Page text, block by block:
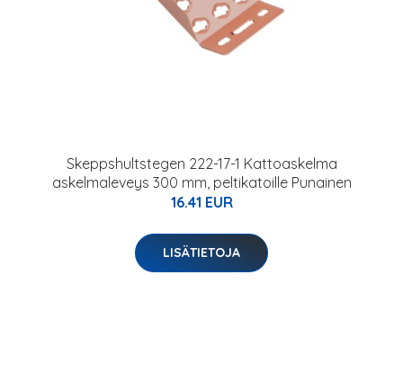
Skeppshultstegen 222-17-1 Kattoaskelma
askelmaleveys 300 mm, peltikatoille Punainen
16.41 EUR
LISÄTIETOJA